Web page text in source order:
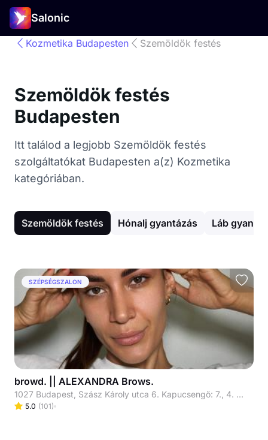
Salonic
Kozmetika Budapesten Szemöldök festés
Szemöldök festés
Budapesten
Itt találod a legjobb Szemöldök festés
szolgáltatókat Budapesten a(z) Kozmetika
kategóriában.
Szemöldök festés Hónalj gyantázás Láb
SZÉPSÉGSZALON
browd. || ALEXANDRA Brows.
1027 Budapest, Szász Károly utca 6. Kapucsengő: 7., 4. Emelet 1. Liftből ki: Ajtó jobbra || EN: Szász Károly str. 6. Doorbell: 7, Floor: 4th, Door: first one on the right (by elevator)
5.0 (101)